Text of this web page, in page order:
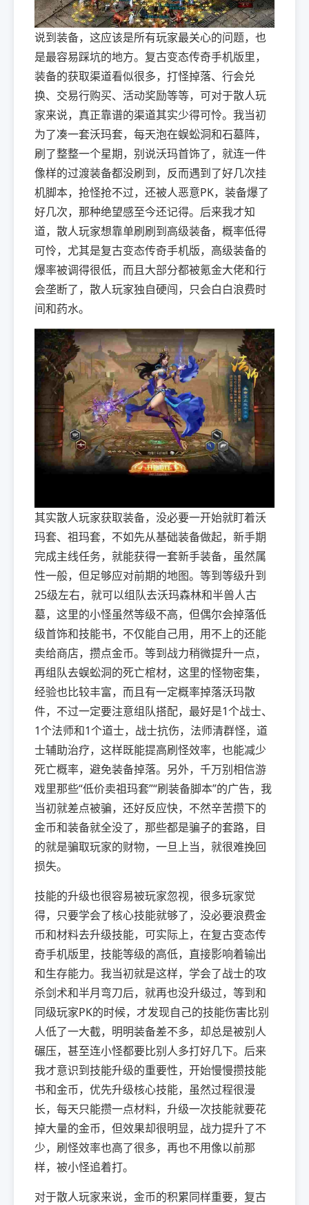
说到装备，这应该是所有玩家最关心的问题，也
是最容易踩坑的地方。复古变态传奇手机版里，
装备的获取渠道看似很多，打怪掉落、行会兑
换、交易行购买、活动奖励等等，可对于散人玩
家来说，真正靠谱的渠道其实少得可怜。我当初
为了凑一套沃玛套，每天泡在蜈蚣洞和石墓阵，
刷了整整一个星期，别说沃玛首饰了，就连一件
像样的过渡装备都没刷到，反而遇到了好几次挂
机脚本，抢怪抢不过，还被人恶意PK，装备爆了
好几次，那种绝望感至今还记得。后来我才知
道，散人玩家想靠单刷刷到高级装备，概率低得
可怜，尤其是复古变态传奇手机版，高级装备的
爆率被调得很低，而且大部分都被氪金大佬和行
会垄断了，散人玩家独自硬闯，只会白白浪费时
间和药水。
其实散人玩家获取装备，没必要一开始就盯着沃
玛套、祖玛套，不如先从基础装备做起，新手期
完成主线任务，就能获得一套新手装备，虽然属
性一般，但足够应对前期的地图。等到等级升到
25级左右，就可以组队去沃玛森林和半兽人古
墓，这里的小怪虽然等级不高，但偶尔会掉落低
级首饰和技能书，不仅能自己用，用不上的还能
卖给商店，攒点金币。等到战力稍微提升一点，
再组队去蜈蚣洞的死亡棺材，这里的怪物密集，
经验也比较丰富，而且有一定概率掉落沃玛散
件，不过一定要注意组队搭配，最好是1个战士、
1个法师和1个道士，战士抗伤，法师清群怪，道
士辅助治疗，这样既能提高刷怪效率，也能减少
死亡概率，避免装备掉落。另外，千万别相信游
戏里那些“低价卖祖玛套”“刷装备脚本”的广告，我
当初就差点被骗，还好反应快，不然辛苦攒下的
金币和装备就全没了，那些都是骗子的套路，目
的就是骗取玩家的财物，一旦上当，就很难挽回
损失。
技能的升级也很容易被玩家忽视，很多玩家觉
得，只要学会了核心技能就够了，没必要浪费金
币和材料去升级技能，可实际上，在复古变态传
奇手机版里，技能等级的高低，直接影响着输出
和生存能力。我当初就是这样，学会了战士的攻
杀剑术和半月弯刀后，就再也没升级过，等到和
同级玩家PK的时候，才发现自己的技能伤害比别
人低了一大截，明明装备差不多，却总是被别人
碾压，甚至连小怪都要比别人多打好几下。后来
我才意识到技能升级的重要性，开始慢慢攒技能
书和金币，优先升级核心技能，虽然过程很漫
长，每天只能攒一点材料，升级一次技能就要花
掉大量的金币，但效果却很明显，战力提升了不
少，刷怪效率也高了很多，再也不用像以前那
样，被小怪追着打。
对于散人玩家来说，金币的积累同样重要，复古